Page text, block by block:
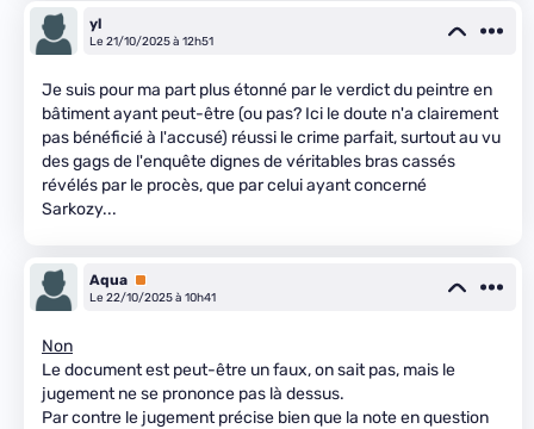
yl
Le 21/10/2025 à 12h51
Je suis pour ma part plus étonné par le verdict du peintre en
bâtiment ayant peut-être (ou pas? Ici le doute n'a clairement
pas bénéficié à l'accusé) réussi le crime parfait, surtout au vu
des gags de l'enquête dignes de véritables bras cassés
révélés par le procès, que par celui ayant concerné
Sarkozy...
Aqua Premium
Le 22/10/2025 à 10h41
Non
Le document est peut-être un faux, on sait pas, mais le
jugement ne se prononce pas là dessus.
Par contre le jugement précise bien que la note en question